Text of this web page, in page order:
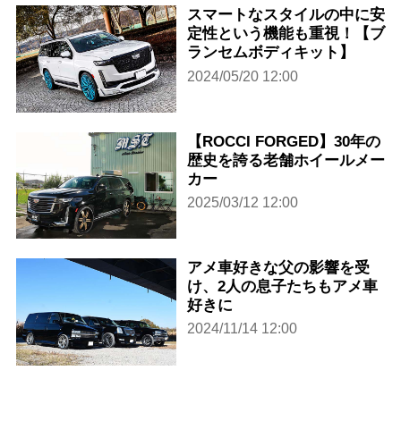
スマートなスタイルの中に安
定性という機能も重視！【ブ
ランセムボディキット】
2024/05/20 12:00
【ROCCI FORGED】30年の
歴史を誇る老舗ホイールメー
カー
2025/03/12 12:00
アメ車好きな父の影響を受
け、2人の息子たちもアメ車
好きに
2024/11/14 12:00